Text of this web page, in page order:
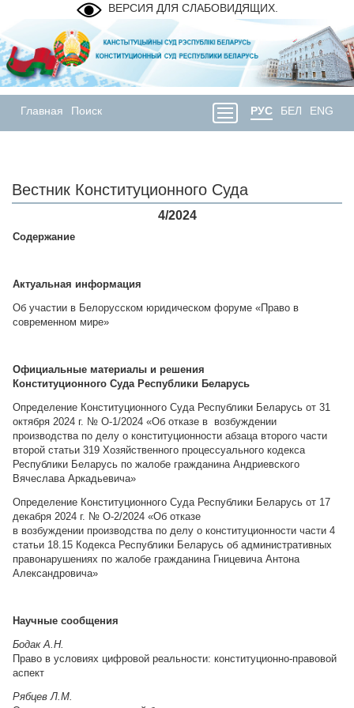
ВЕРСИЯ ДЛЯ СЛАБОВИДЯЩИХ.
Главная Поиск РУС БЕЛ ENG
Вестник Конституционного Суда
4/2024
Содержание
Актуальная информация
Об участии в Белорусском юридическом форуме «Право в
современном мире»
Официальные материалы и решения
Конституционного Суда Республики Беларусь
Определение Конституционного Суда Республики Беларусь от 31
октября 2024 г. № О-1/2024 «Об отказе в возбуждении
производства по делу о конституционности абзаца второго части
второй статьи 319 Хозяйственного процессуального кодекса
Республики Беларусь по жалобе гражданина Андриевского
Вячеслава Аркадьевича»
Определение Конституционного Суда Республики Беларусь от 17
декабря 2024 г. № О-2/2024 «Об отказе
в возбуждении производства по делу о конституционности части 4
статьи 18.15 Кодекса Республики Беларусь об административных
правонарушениях по жалобе гражданина Гницевича Антона
Александровича»
Научные сообщения
Бодак А.Н.
Право в условиях цифровой реальности: конституционно-правовой
аспект
Рябцев Л.М.